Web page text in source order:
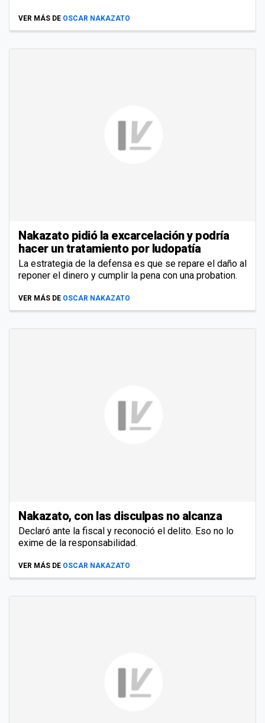
VER MÁS DE OSCAR NAKAZATO
Nakazato pidió la excarcelación y podría
hacer un tratamiento por ludopatía
La estrategia de la defensa es que se repare el daño al
reponer el dinero y cumplir la pena con una probation.
VER MÁS DE OSCAR NAKAZATO
Nakazato, con las disculpas no alcanza
Declaró ante la fiscal y reconoció el delito. Eso no lo
exime de la responsabilidad.
VER MÁS DE OSCAR NAKAZATO